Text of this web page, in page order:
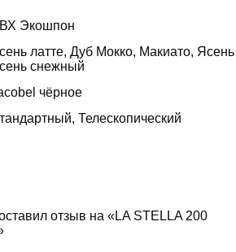
Экошпон
латте, Дуб Мокко, Макиато,
снежный
чёрное
Телескопический
отзыв на «LA STELLA 200